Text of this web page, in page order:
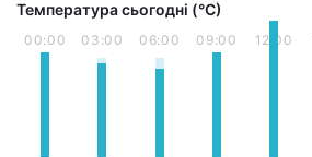
Температура сьогодні (°С)
00:00 03:00 06:00 09:00 12:00